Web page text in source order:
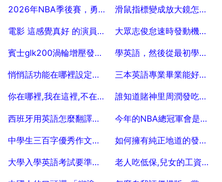
2025-07-18 2025-07-18
2026年NBA季後賽，勇士和騎士誰獲得總冠軍的幾率更高
2025-07-18
滑鼠指標變成放大鏡怎麼變回頭啊
2025-07-18
電影 這感覺真好 的演員陣容？
2025-07-18
大眾志俊怠速時發動機故障碼閃爍是缺缸
2025-07-18
賓士glk200渦輪增壓發動機與glk300自然吸氣發動機比較
2025-07-18
學英語，然後從最初學起，求推薦音標的app
2025-07-18
悄悄話功能在哪裡設定開啟
2025-07-18
三本英語專業畢業能好招工作嗎
2025-07-18
你在哪裡,我在這裡,不在一起是那首歌的歌詞
2025-07-18
誰知道賭神里周潤發吃的巧克力是什麼牌子的
2025-07-18
西班牙用英語怎麼翻譯，西班牙英語怎麼寫
2025-07-18
今年的NBA總冠軍會是勇士還是騎士？
2025-07-18
中學生三百字優秀作文三篇，急 5
2025-07-18
如何擁有純正地道的發音，純正發音是怎樣練成的
2025-07-18
大學入學英語考試要準備什麼 5
2025-07-18
老人吃低保,兒女的工資合算低保金,怎麼算
2025-07-18